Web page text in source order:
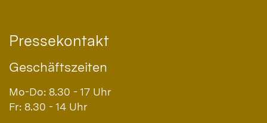
Pressekontakt
Geschäftszeiten
Mo-Do: 8.30 - 17 Uhr
Fr: 8.30 - 14 Uhr